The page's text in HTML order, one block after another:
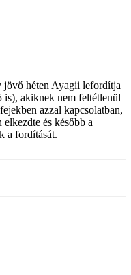
jövő héten Ayagii lefordítja
is), akiknek nem feltétlenül
azzal kapcsolatban,
és később a
a fordítását.